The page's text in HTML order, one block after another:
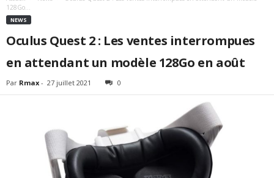
128Go...
NEWS
Oculus Quest 2 : Les ventes interrompues
en attendant un modèle 128Go en août
Par Rmax - 27 juillet 2021 0